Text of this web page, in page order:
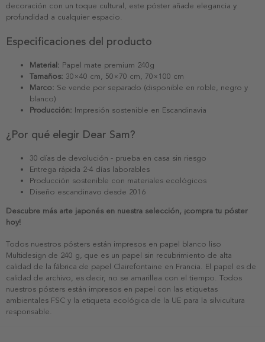
decoración con un toque cultural, este póster añade elegancia y
profundidad a cualquier espacio.
Especificaciones del producto
Material: Papel mate premium 240g
Tamaños: 30×40 cm, 50×70 cm, 70×100 cm
Marco: Se vende por separado (disponible en roble, negro y
blanco)
Producción: Impresión sostenible en Escandinavia
¿Por qué elegir Dear Sam?
30 días de devolución - prueba en casa sin riesgo
Entrega rápida 2-4 días laborables
Producción sostenible con materiales ecológicos
Diseño escandinavo desde 2016
Descubre más arte japonés en nuestra selección, ¡compra tu póster
hoy!
Todos nuestros pósters están impresos en papel blanco liso
Multidesign de 240 g, que es un papel sin recubrimiento de alta
calidad de la fábrica de papel Clairefontaine en Francia. El papel es de
calidad de archivo, es decir, no se amarillea con el tiempo. Todos
nuestros pósters están impresos en papel con las etiquetas
ambientales FSC y la etiqueta ecológica de la UE para la silvicultura
responsable.